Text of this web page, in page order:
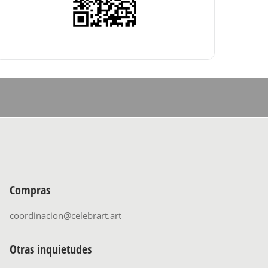
Compras
coordinacion@celebrart.art
Otras inquietudes